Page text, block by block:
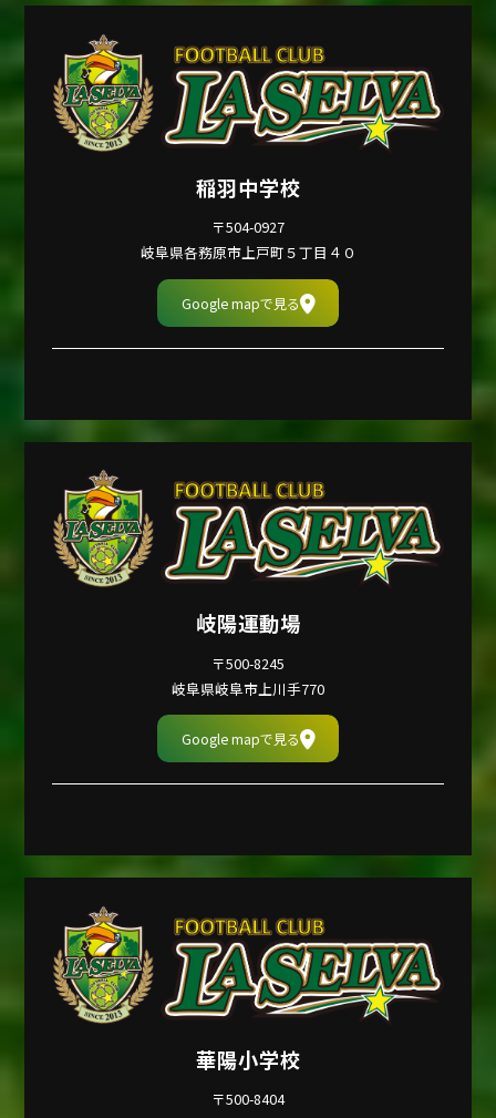
稲羽中学校
〒504-0927
岐阜県各務原市上戸町５丁目４０
Google mapで見る
岐陽運動場
〒500-8245
岐阜県岐阜市上川手770
Google mapで見る
華陽小学校
〒500-8404